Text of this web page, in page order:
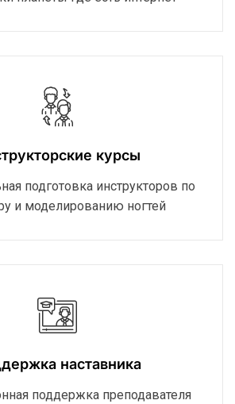
курсы
подготовка инструкторов по
и моделированию ногтей
наставника
поддержка преподавателя